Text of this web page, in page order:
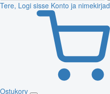
Tere, Logi sisse Konto ja nimekirjad
Ostukorv